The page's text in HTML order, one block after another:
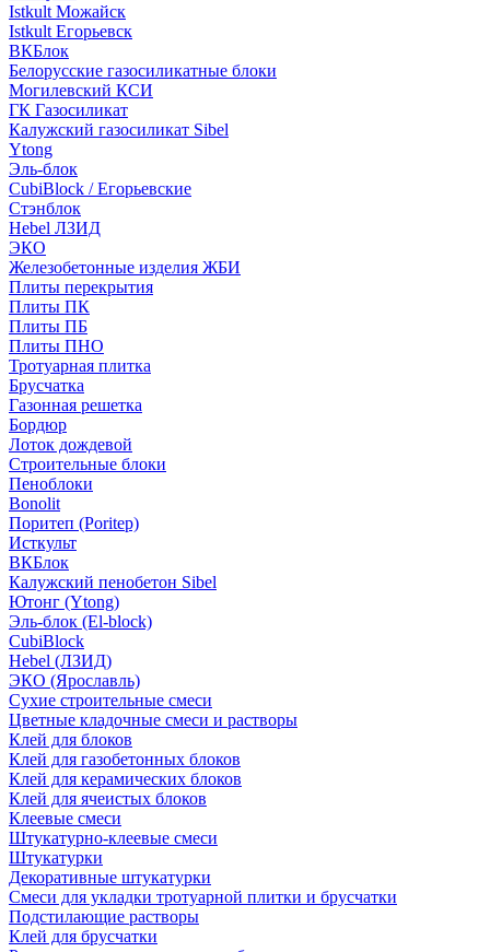
Istkult Можайск
Istkult Егорьевск
ВКБлок
Белорусские газосиликатные блоки
Могилевский КСИ
ГК Газосиликат
Калужский газосиликат Sibel
Ytong
Эль-блок
CubiBlock / Егорьевские
Стэнблок
Hebel ЛЗИД
ЭКО
Железобетонные изделия ЖБИ
Плиты перекрытия
Плиты ПК
Плиты ПБ
Плиты ПНО
Тротуарная плитка
Брусчатка
Газонная решетка
Бордюр
Лоток дождевой
Строительные блоки
Пеноблоки
Bonolit
Поритеп (Poritep)
Исткульт
ВКБлок
Калужский пенобетон Sibel
Ютонг (Ytong)
Эль-блок (El-block)
CubiBlock
Hebel (ЛЗИД)
ЭКО (Ярославль)
Сухие строительные смеси
Цветные кладочные смеси и растворы
Клей для блоков
Клей для газобетонных блоков
Клей для керамических блоков
Клей для ячеистых блоков
Клеевые смеси
Штукатурно-клеевые смеси
Штукатурки
Декоративные штукатурки
Смеси для укладки тротуарной плитки и брусчатки
Подстилающие растворы
Клей для брусчатки